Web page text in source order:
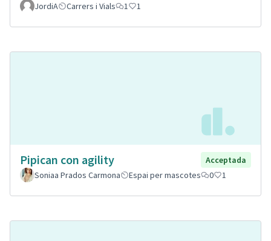
JordiA Carrers i Vials 1 1
Pipican con agility
Acceptada
Soniaa Prados Carmona
Espai per mascotes 0 1